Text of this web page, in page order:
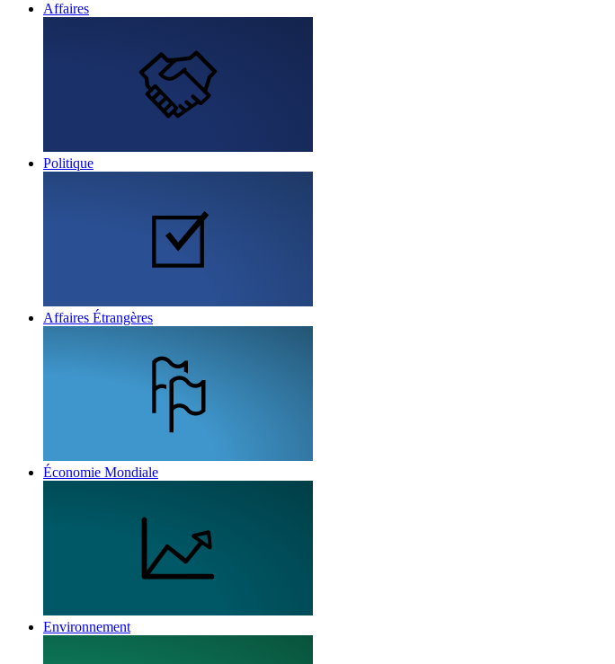
Affaires
Politique
Affaires Étrangères
Économie Mondiale
Environnement